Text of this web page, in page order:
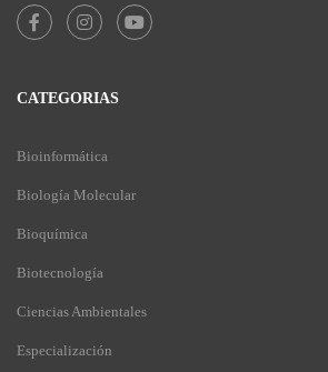
CATEGORIAS
Bioinformática
Biología Molecular
Bioquímica
Biotecnología
Ciencias Ambientales
Especialización